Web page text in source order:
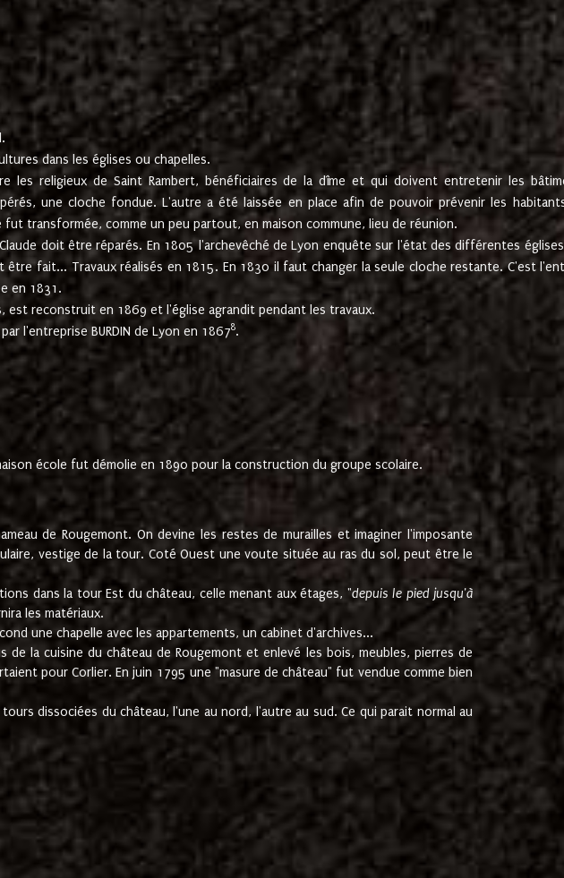
dans les églises ou chapelles.
les religieux de Saint Rambert, bénéficiaires de la dîme et qui doivent entretenir les
une cloche fondue. L'autre a été laissée en place afin de pouvoir prévenir les
fut transformée, comme un peu partout, en maison commune, lieu de réunion.
doit être réparés. En 1805 l'archevêché de Lyon enquête sur l'état des différentes
fait... Travaux réalisés en 1815. En 1830 il faut changer la seule cloche restante. C'est
en 1831.
est reconstruit en 1869 et l'église agrandit pendant les travaux.
l'entreprise BURDIN de Lyon en 18678.
école fut démolie en 1890 pour la construction du groupe scolaire.
de Rougemont. On devine les restes de murailles et imaginer l'imposante
vestige de la tour. Coté Ouest une voute située au ras du sol, peut être le
dans la tour Est du château, celle menant aux étages, "depuis le pied jusqu'à
les matériaux.
une chapelle avec les appartements, un cabinet d'archives...
la cuisine du château de Rougemont et enlevé les bois, meubles, pierres de
pour Corlier. En juin 1795 une "masure de château" fut vendue comme bien
dissociées du château, l'une au nord, l'autre au sud. Ce qui parait normal au